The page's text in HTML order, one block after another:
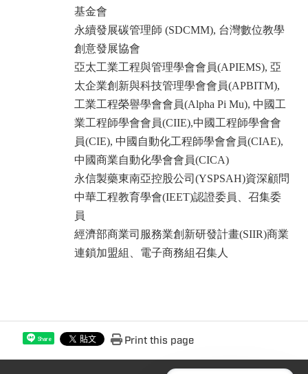
基⾦會
永續發展碳管理師 (SDCMM), 台灣數位教學
創意發展協會
亞太⼯業⼯程與管理學會會員(APIEMS), 亞
太企業創新與科技管理學會會員(APBITM),
⼯業⼯程榮譽學會會員(Alpha Pi Mu), 中國⼯
業⼯程師學會會員(CIIE),中國⼯程師學會會
員(CIE), 中國⾃動化⼯程師學會會員(CIAE),
中國商業⾃動化學會會員(CICA)
永信製藥東南亞控股公司(YSPSAH)資深顧問
中華⼯程教育學會(IEET)認證委員、召集委
員
經濟部商業司服務業創新研發計畫(SIIR)商業
連鎖加盟組、電⼦商務組召集⼈
Share Print this page